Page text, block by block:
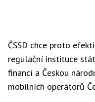
ČSSD chce proto
regulační instituce
financí a Českou
mobilních operátorů